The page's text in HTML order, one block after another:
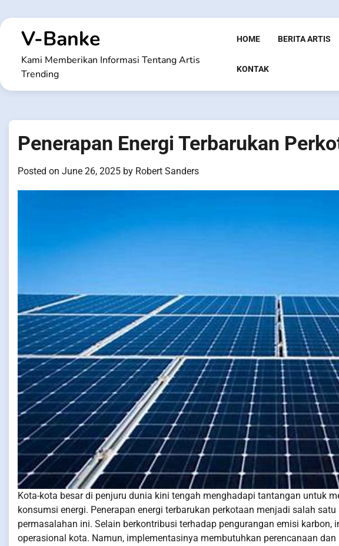
to
contentV-Banke
Kami Memberikan Informasi Tentang Artis
Trending
HOME BERITA ARTIS
KONTAK
Penerapan Energi Terbarukan
Posted on June 26, 2025 by Robert Sanders
Kota-kota besar di penjuru dunia kini tengah menghadapi tantangan untuk
konsumsi energi. Penerapan energi terbarukan perkotaan menjadi salah
permasalahan ini. Selain berkontribusi terhadap pengurangan emisi
operasional kota. Namun, implementasinya membutuhkan perencanaan